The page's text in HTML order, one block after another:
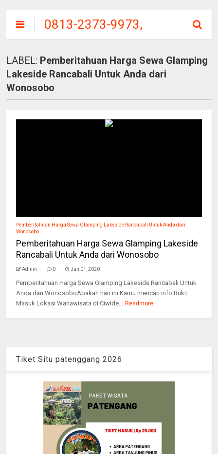
0813-2373-9973,
SITU
PATENGGANG
CIWIDEY, HARGA
TIKET MASUK
LABEL: Pemberitahuan Harga Sewa Glamping
Lakeside Rancabali Untuk Anda dari
Wonosobo
Pemberitahuan Harga Sewa Glamping Lakeside Rancabali Untuk Anda dari
Wonosobo
Pemberitahuan Harga Sewa Glamping Lakeside
Rancabali Untuk Anda dari Wonosobo
Admin 0 Jun 01, 2020
Pemberitahuan Harga Sewa Glamping Lakeside Rancabali Untuk
Anda dari WonosoboApakah hari ini Kamu mencari info Bukti
Masuk Lokasi Wanawisata di Ciwide... Readmore
Tiket Situ patenggang 2026